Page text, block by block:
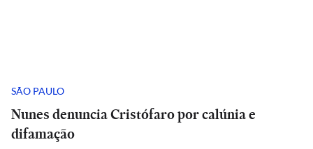
SÃO PAULO
Nunes denuncia Cristófaro por calúnia e
difamação